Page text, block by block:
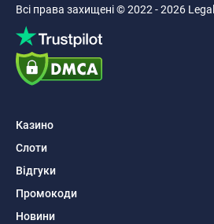
Всі права захищені © 2022 - 2026
Казино
Слоти
Відгуки
Промокоди
Новини